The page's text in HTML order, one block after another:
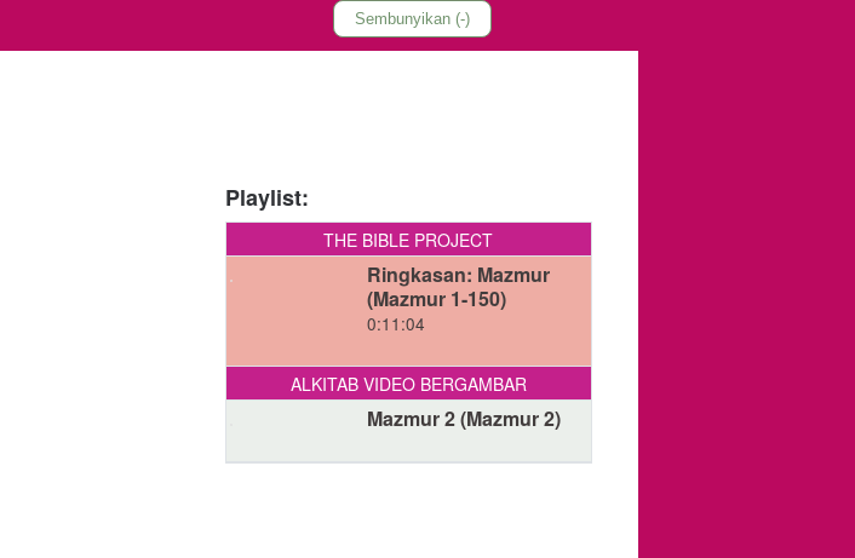
Sembunyikan (-)
Playlist:
THE BIBLE PROJECT
Ringkasan: Mazmur
(Mazmur 1-150)
0:11:04
ALKITAB VIDEO BERGAMBAR
Mazmur 2 (Mazmur 2)